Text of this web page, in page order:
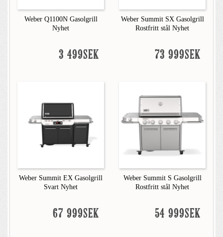
Weber Q1100N Gasolgrill
Nyhet
3 499SEK
Weber Summit SX Gasolgrill
Rostfritt stål Nyhet
73 999SEK
Weber Summit EX Gasolgrill
Svart Nyhet
67 999SEK
Weber Summit S Gasolgrill
Rostfritt stål Nyhet
54 999SEK